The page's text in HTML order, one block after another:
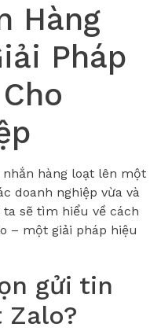
Hàng
Pháp
hàng loạt lên một
doanh nghiệp vừa và
ta sẽ tìm hiểu về cách
– một giải pháp hiệu
gửi tin
Zalo?